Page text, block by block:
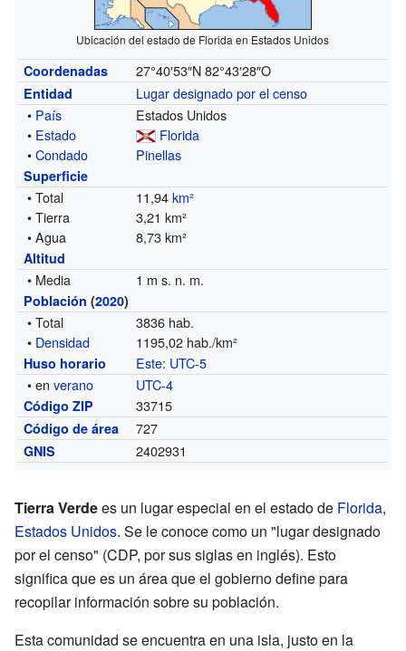
Ubicación del estado de Florida en Estados Unidos
Coordenadas 27°40′53″N 82°43′28″O
Entidad
Lugar designado por el censo
• País
Estados Unidos
• Estado
Florida
•Condado Pinellas
Superficie
• Total 11,94km²
• Tierra
3,21 km²
• Agua
8,73 km²
Altitud
• Media 1 m s. n. m.
Población (2020)
• Total
3836 hab.
• Densidad 1195,02 hab./km²
Huso horario Este: UTC-5
• enverano UTC-4
Código ZIP 33715
Código de área 727
GNIS 2402931
Tierra Verdees un lugar especial en el estado de Florida,
Estados Unidos. Se le conoce como un "lugar designado
por el censo" (CDP, por sus siglas en inglés). Esto
significa que es un área que el gobierno define para
recopilar información sobre su población.
Esta comunidad se encuentra en una isla, justo en la